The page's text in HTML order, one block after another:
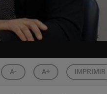
A- A+ IMPRIMIR